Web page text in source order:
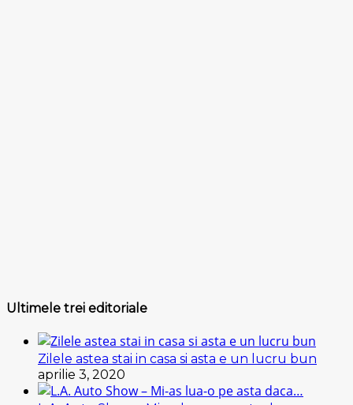
Ultimele trei editoriale
Zilele astea stai in casa si asta e un lucru bun
aprilie 3, 2020